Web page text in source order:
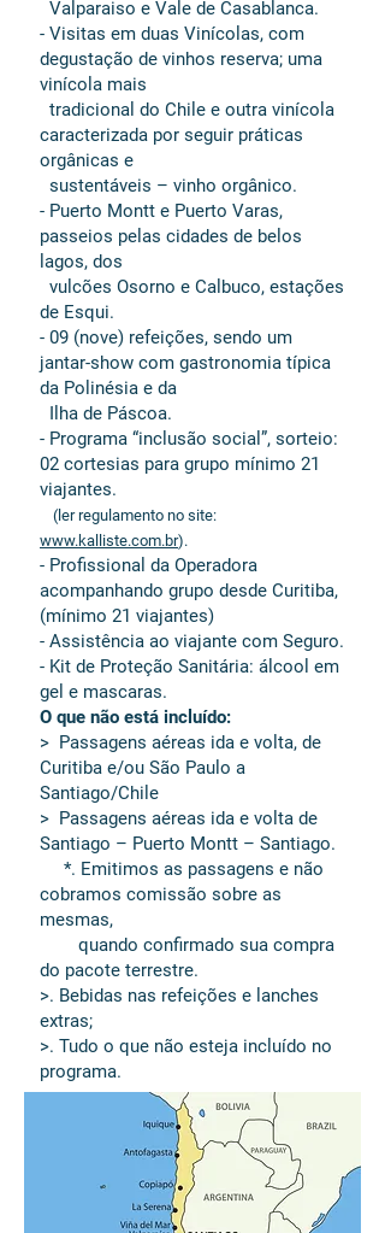
Valparaiso e Vale de Casablanca.
- Visitas em duas Vinícolas, com
degustação de vinhos reserva; uma
vinícola mais
tradicional do Chile e outra vinícola
caracterizada por seguir práticas
orgânicas e
sustentáveis – vinho orgânico.
- Puerto Montt e Puerto Varas,
passeios pelas cidades de belos
lagos, dos
vulcões Osorno e Calbuco, estações
de Esqui.
- 09 (nove) refeições, sendo um
jantar-show com gastronomia típica
da Polinésia e da
Ilha de Páscoa.
- Programa “inclusão social”, sorteio:
02 cortesias para grupo mínimo 21
viajantes.
(ler regulamento no site:
www.kalliste.com.br).
- Profissional da Operadora
acompanhando grupo desde Curitiba,
(mínimo 21 viajantes)
- Assistência ao viajante com Seguro.
- Kit de Proteção Sanitária: álcool em
gel e mascaras.
O que não está incluído:
> Passagens aéreas ida e volta, de
Curitiba e/ou São Paulo a
Santiago/Chile
> Passagens aéreas ida e volta de
Santiago – Puerto Montt – Santiago.
*. Emitimos as passagens e não
cobramos comissão sobre as
mesmas,
quando confirmado sua compra
do pacote terrestre.
>. Bebidas nas refeições e lanches
extras;
>. Tudo o que não esteja incluído no
programa.